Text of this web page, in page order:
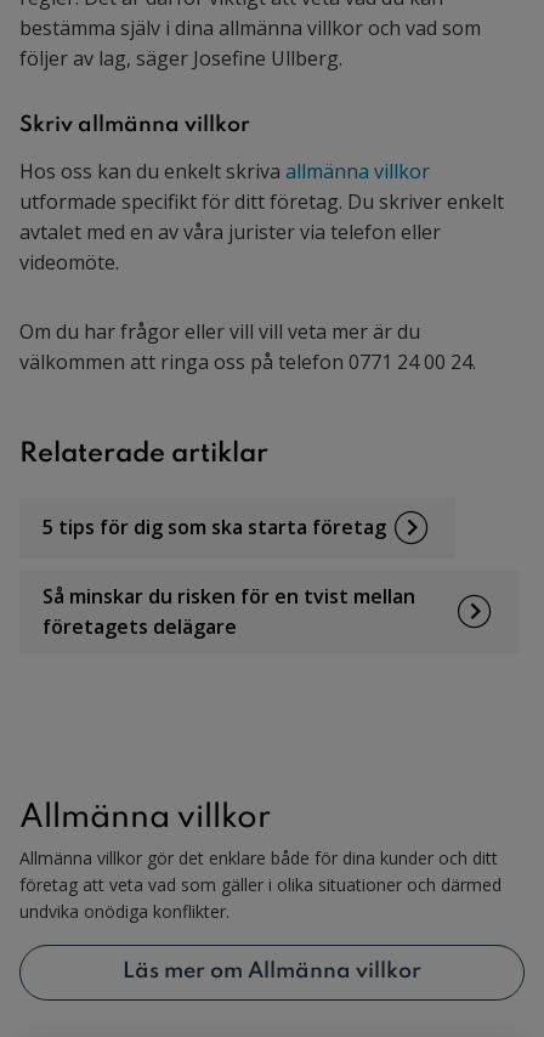
bestämma själv i dina allmänna villkor och vad som
följer av lag, säger Josefine Ullberg.
Skriv allmänna villkor
Hos oss kan du enkelt skriva allmänna villkor
utformade specifikt för ditt företag. Du skriver enkelt
avtalet med en av våra jurister via telefon eller
videomöte.
Om du har frågor eller vill vill veta mer är du
välkommen att ringa oss på telefon 0771 24 00 24.
Relaterade artiklar
5 tips för dig som ska starta företag
Så minskar du risken för en tvist mellan
företagets delägare
Allmänna villkor
Allmänna villkor gör det enklare både för dina kunder och ditt
företag att veta vad som gäller i olika situationer och därmed
undvika onödiga konflikter.
Läs mer om Allmänna villkor